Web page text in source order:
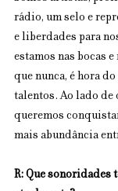
rádio, um selo e
e liberdades para
estamos nas bocas
que nunca, é hora
talentos. Ao lado de
queremos
mais abundância
R: Que sonoridades